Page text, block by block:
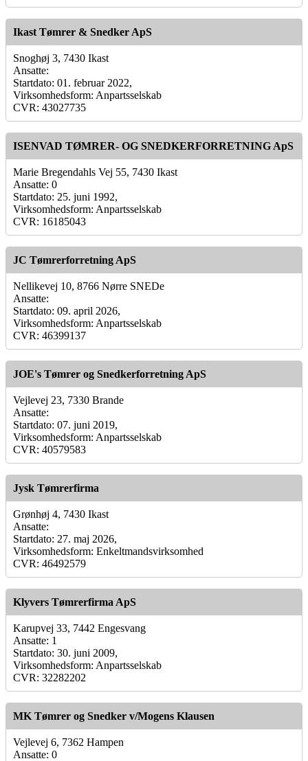
Ikast Tømrer & Snedker ApS
Snoghøj 3, 7430 Ikast
Ansatte:
Startdato: 01. februar 2022,
Virksomhedsform: Anpartsselskab
CVR: 43027735
ISENVAD TØMRER- OG SNEDKERFORRETNING ApS
Marie Bregendahls Vej 55, 7430 Ikast
Ansatte: 0
Startdato: 25. juni 1992,
Virksomhedsform: Anpartsselskab
CVR: 16185043
JC Tømrerforretning ApS
Nellikevej 10, 8766 Nørre SNEDe
Ansatte:
Startdato: 09. april 2026,
Virksomhedsform: Anpartsselskab
CVR: 46399137
JOE's Tømrer og Snedkerforretning ApS
Vejlevej 23, 7330 Brande
Ansatte:
Startdato: 07. juni 2019,
Virksomhedsform: Anpartsselskab
CVR: 40579583
Jysk Tømrerfirma
Grønhøj 4, 7430 Ikast
Ansatte:
Startdato: 27. maj 2026,
Virksomhedsform: Enkeltmandsvirksomhed
CVR: 46492579
Klyvers Tømrerfirma ApS
Karupvej 33, 7442 Engesvang
Ansatte: 1
Startdato: 30. juni 2009,
Virksomhedsform: Anpartsselskab
CVR: 32282202
MK Tømrer og Snedker v/Mogens Klausen
Vejlevej 6, 7362 Hampen
Ansatte: 0